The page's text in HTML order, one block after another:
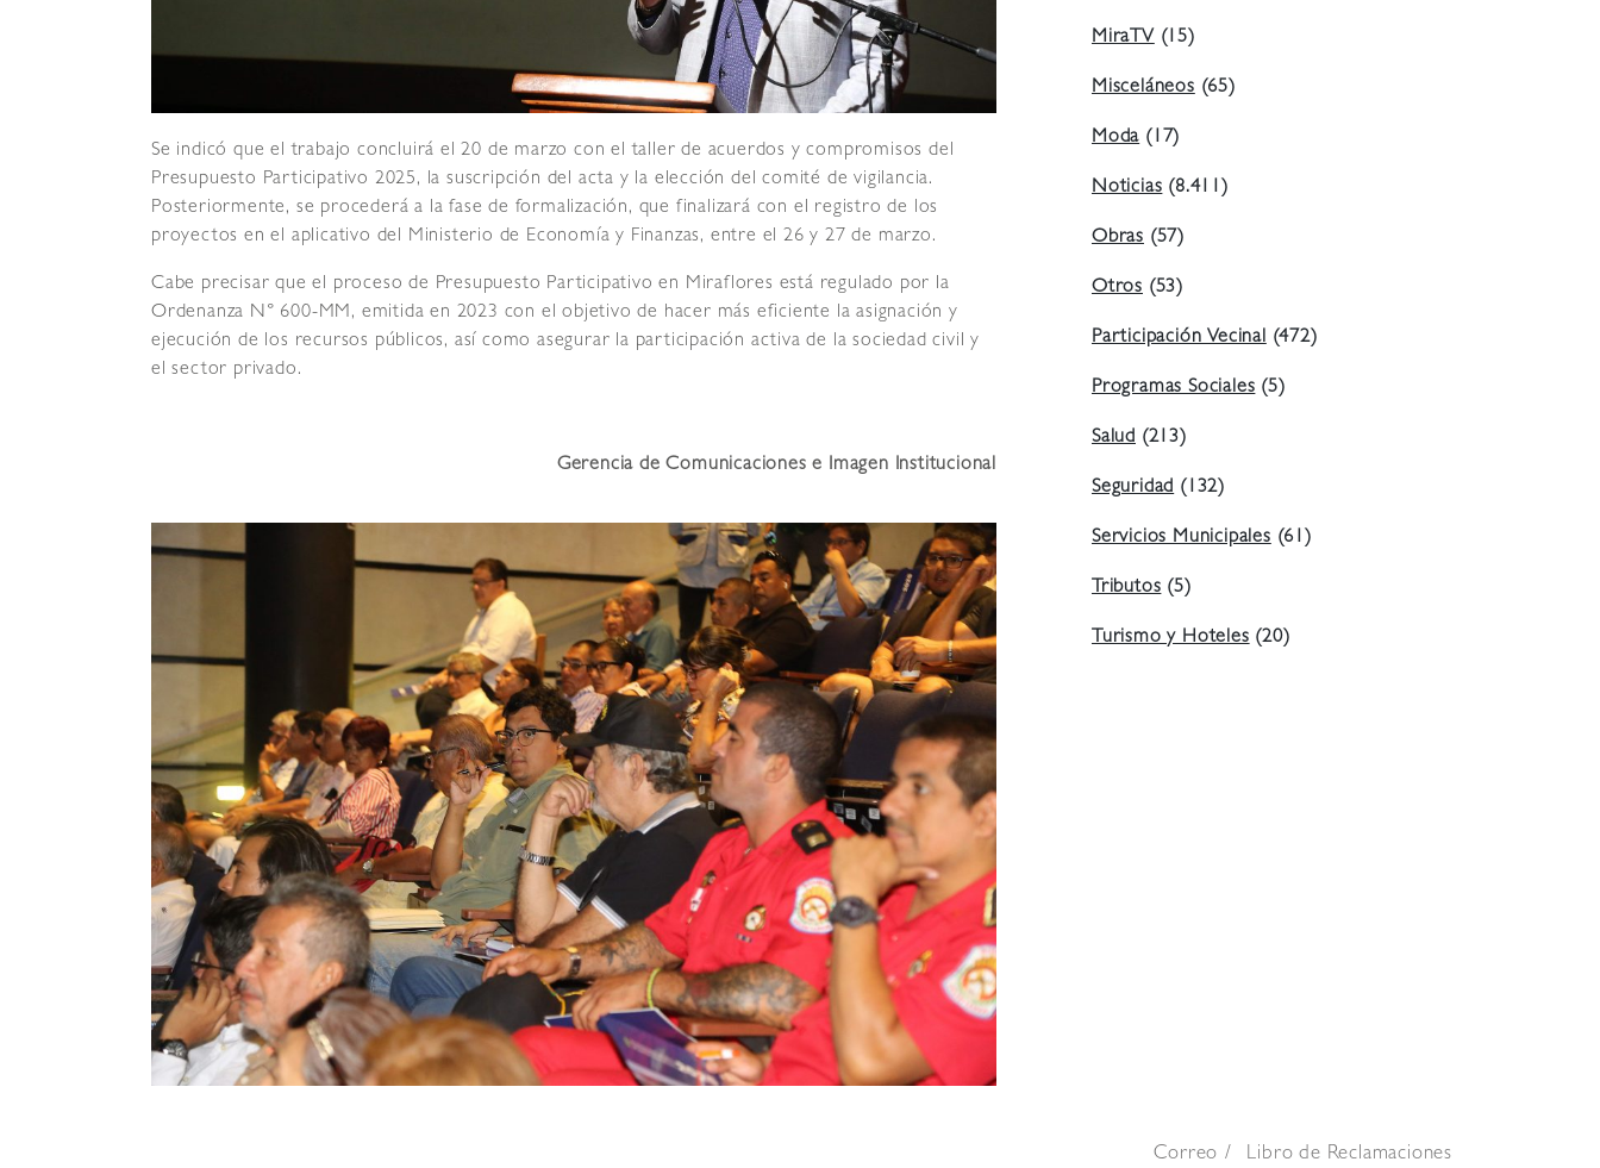
Se indicó que el trabajo concluirá el 20 de marzo con el taller de acuerdos y compromisos del
Presupuesto Participativo 2025, la suscripción del acta y la elección del comité de vigilancia.
Posteriormente, se procederá a la fase de formalización, que finalizará con el registro de los
proyectos en el aplicativo del Ministerio de Economía y Finanzas, entre el 26 y 27 de marzo.
Cabe precisar que el proceso de Presupuesto Participativo en Miraflores está regulado por la
Ordenanza N° 600-MM, emitida en 2023 con el objetivo de hacer más eficiente la asignación y
ejecución de los recursos públicos, así como asegurar la participación activa de la sociedad civil y
el sector privado.
Gerencia de Comunicaciones e Imagen Institucional
MiraTV(15)
Misceláneos(65)
Moda(17)
Noticias(8.411)
Obras (57)
Otros (53)
Participación Vecinal(472)
Programas Sociales(5)
Salud (213)
Seguridad(132)
Servicios Municipales(61)
Tributos(5)
Turismo y Hoteles(20)
Correo Libro de Reclamaciones